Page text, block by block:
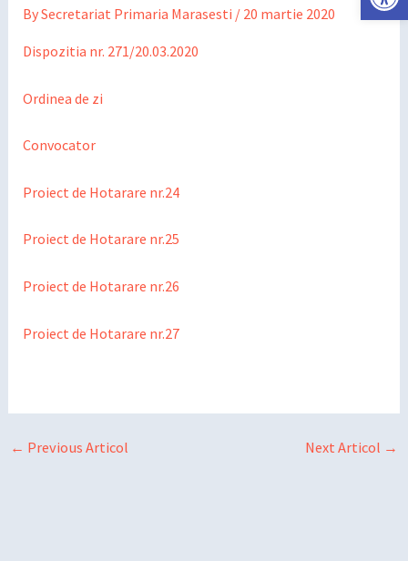
BySecretariat Primaria Marasesti / 20 martie 2020
Dispozitia nr. 271/20.03.2020
Ordinea de zi
Convocator
Proiect de Hotarare nr.24
Proiect de Hotarare nr.25
Proiect de Hotarare nr.26
Proiect de Hotarare nr.27
← Previous Articol Next Articol →